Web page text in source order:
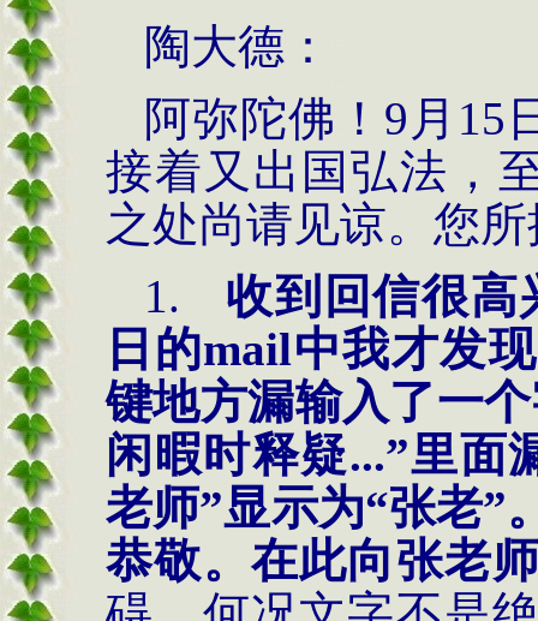
陶大德：
阿弥陀佛！9月15
接着又出国弘法，
之处尚请见谅。您
1.
收到回信很高
日的mail中我才发
键地方漏输入了一
闲暇时释疑...”里面
老师”显示为“张老”
恭敬。在此向张老